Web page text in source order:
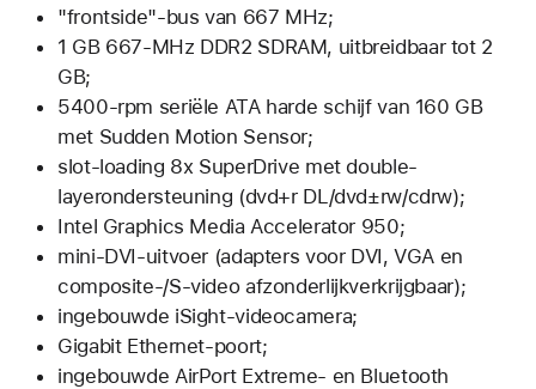
"frontside"-bus van 667 MHz;
1 GB 667-MHz DDR2 SDRAM, uitbreidbaar tot 2
GB;
5400-rpm seriële ATA harde schijf van 160 GB
met Sudden Motion Sensor;
slot-loading 8x SuperDrive met double-
layerondersteuning (dvd+r DL/dvd±rw/cdrw);
Intel Graphics Media Accelerator 950;
mini-DVI-uitvoer (adapters voor DVI, VGA en
composite-/S-video afzonderlijkverkrijgbaar);
ingebouwde iSight-videocamera;
Gigabit Ethernet-poort;
ingebouwde AirPort Extreme- en Bluetooth